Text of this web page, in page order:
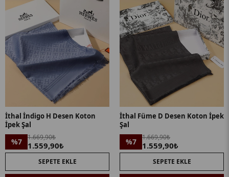
İthal İndigo H Desen Koton
İpek Şal
%7 1.669,90₺
1.559,90₺
SEPETE EKLE
İthal Füme D Desen Koton İpek
Şal
%7 1.669,90₺
1.559,90₺
SEPETE EKLE